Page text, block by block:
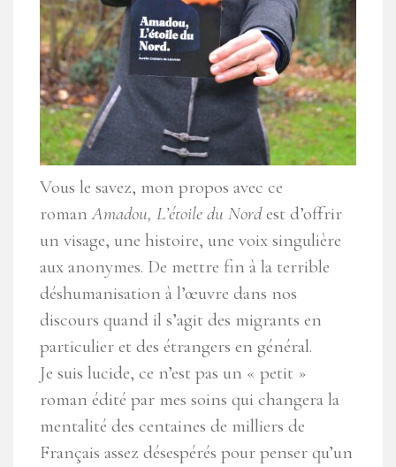
Vous le savez, mon propos avec ce
romanAmadou, L’étoile du Nordest d’offrir
un visage, une histoire, une voix singulière
aux anonymes. De mettre fin à la terrible
déshumanisation à l’œuvre dans nos
discours quand il s’agit des migrants en
particulier et des étrangers en général.
Je suis lucide, ce n’est pas un « petit »
roman édité par mes soins qui changera la
mentalité des centaines de milliers de
Français assez désespérés pour penser qu’un